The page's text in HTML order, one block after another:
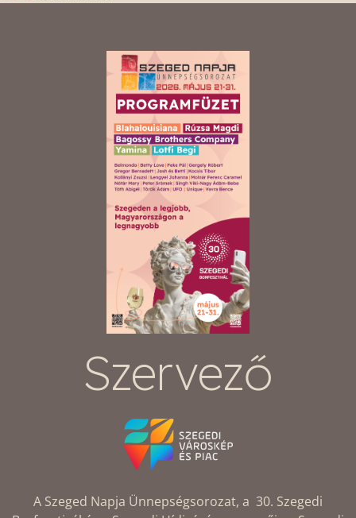
Szervező
A Szeged Napja Ünnepségsorozat, a 30. Szegedi